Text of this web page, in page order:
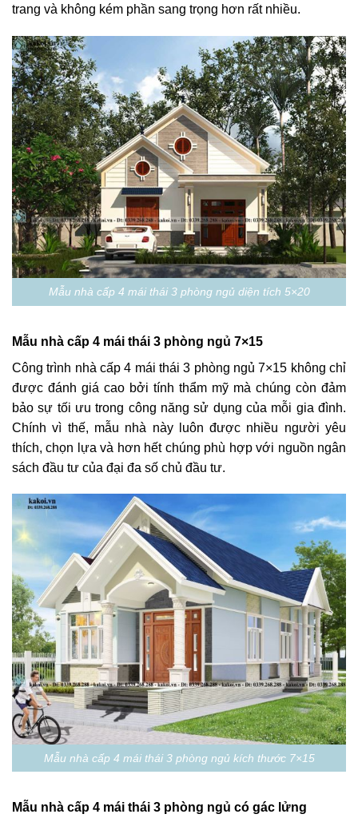
trang và không kém phần sang trọng hơn rất nhiều.
Mẫu nhà cấp 4 mái thái 3 phòng ngủ diện tích 5×20
Mẫu nhà cấp 4 mái thái 3 phòng ngủ 7×15
Công trình nhà cấp 4 mái thái 3 phòng ngủ 7×15 không chỉ
được đánh giá cao bởi tính thẩm mỹ mà chúng còn đảm
bảo sự tối ưu trong công năng sử dụng của mỗi gia đình.
Chính vì thế, mẫu nhà này luôn được nhiều người yêu
thích, chọn lựa và hơn hết chúng phù hợp với nguồn ngân
sách đầu tư của đại đa số chủ đầu tư.
Mẫu nhà cấp 4 mái thái 3 phòng ngủ kích thước 7×15
Mẫu nhà cấp 4 mái thái 3 phòng ngủ có gác lửng